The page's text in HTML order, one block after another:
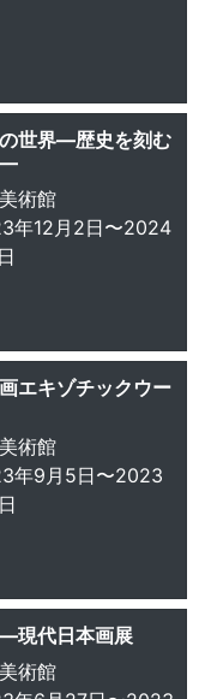
世界—歴史を刻む
—
術館
年12月2日〜2024
エキゾチックウー
術館
年9月5日〜2023
現代日本画展
術館